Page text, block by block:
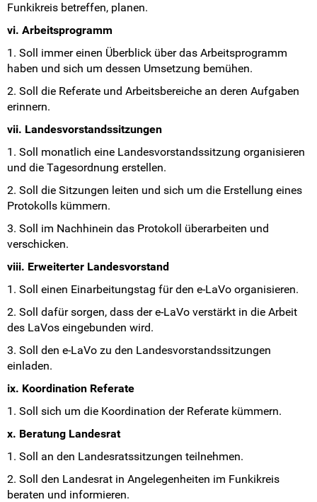
Funkikreis betreffen, planen.
vi. Arbeitsprogramm
1. Soll immer einen Überblick über das Arbeitsprogramm
haben und sich um dessen Umsetzung bemühen.
2. Soll die Referate und Arbeitsbereiche an deren Aufgaben
erinnern.
vii. Landesvorstandssitzungen
1. Soll monatlich eine Landesvorstandssitzung organisieren
und die Tagesordnung erstellen.
2. Soll die Sitzungen leiten und sich um die Erstellung eines
Protokolls kümmern.
3. Soll im Nachhinein das Protokoll überarbeiten und
verschicken.
viii. Erweiterter Landesvorstand
1. Soll einen Einarbeitungstag für den e-LaVo organisieren.
2. Soll dafür sorgen, dass der e-LaVo verstärkt in die Arbeit
des LaVos eingebunden wird.
3. Soll den e-LaVo zu den Landesvorstandssitzungen
einladen.
ix. Koordination Referate
1. Soll sich um die Koordination der Referate kümmern.
x. Beratung Landesrat
1. Soll an den Landesratssitzungen teilnehmen.
2. Soll den Landesrat in Angelegenheiten im Funkikreis
beraten und informieren.